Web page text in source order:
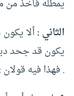
يمطله فأخذ من
الثاني :ألا
يكون قد جحد
. فهذا فيه قولان :